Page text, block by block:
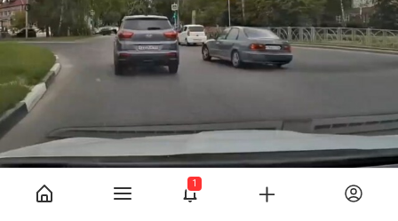
396 просмотров Подробнее
1